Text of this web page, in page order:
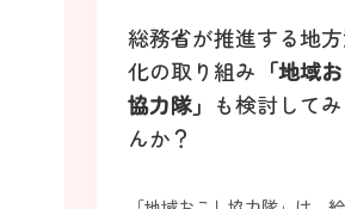
総務省が推進する地
化の取り組み 「地域
協力隊」 も検討して
んか？